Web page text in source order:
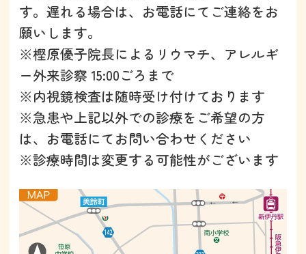
す。遅れる場合は、お電話にてご連絡をお
願いします。
※樫原優子院長によるリウマチ、アレルギ
ー外来診察 15:00ごろまで
※内視鏡検査は随時受け付けております
※急患や上記以外での診療をご希望の方
は、お電話にてお問い合わせください
※診療時間は変更する可能性がございます